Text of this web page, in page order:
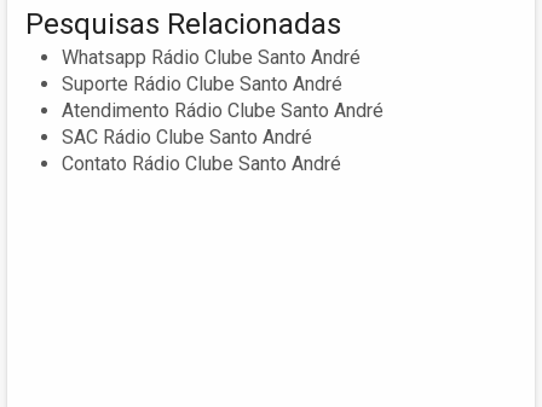
Pesquisas Relacionadas
Whatsapp Rádio Clube Santo André
Suporte Rádio Clube Santo André
Atendimento Rádio Clube Santo André
SAC Rádio Clube Santo André
Contato Rádio Clube Santo André